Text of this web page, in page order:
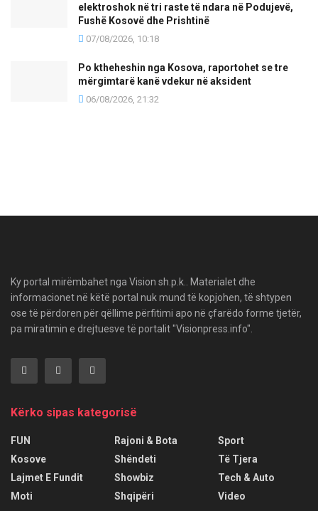
elektroshok në tri raste të ndara në Podujevë,
Fushë Kosovë dhe Prishtinë
07/08/2026, 10:18
Po ktheheshin nga Kosova, raportohet se tre
mërgimtarë kanë vdekur në aksident
06/08/2026, 21:32
Ky portal mirëmbahet nga Vision sh.p.k.. Materialet dhe
informacionet në këtë portal nuk mund të kopjohen, të shtypen
ose të përdoren për qëllime përfitimi apo në çfarëdo forme tjetër,
pa miratimin e drejtuesve të portalit "Visionpress.info".
Kërko sipas kategorisë
FUN
Kosove
Lajmet E Fundit
Moti
Rajoni & Bota
Shëndeti
Showbiz
Shqipëri
Sport
Të Tjera
Tech & Auto
Video